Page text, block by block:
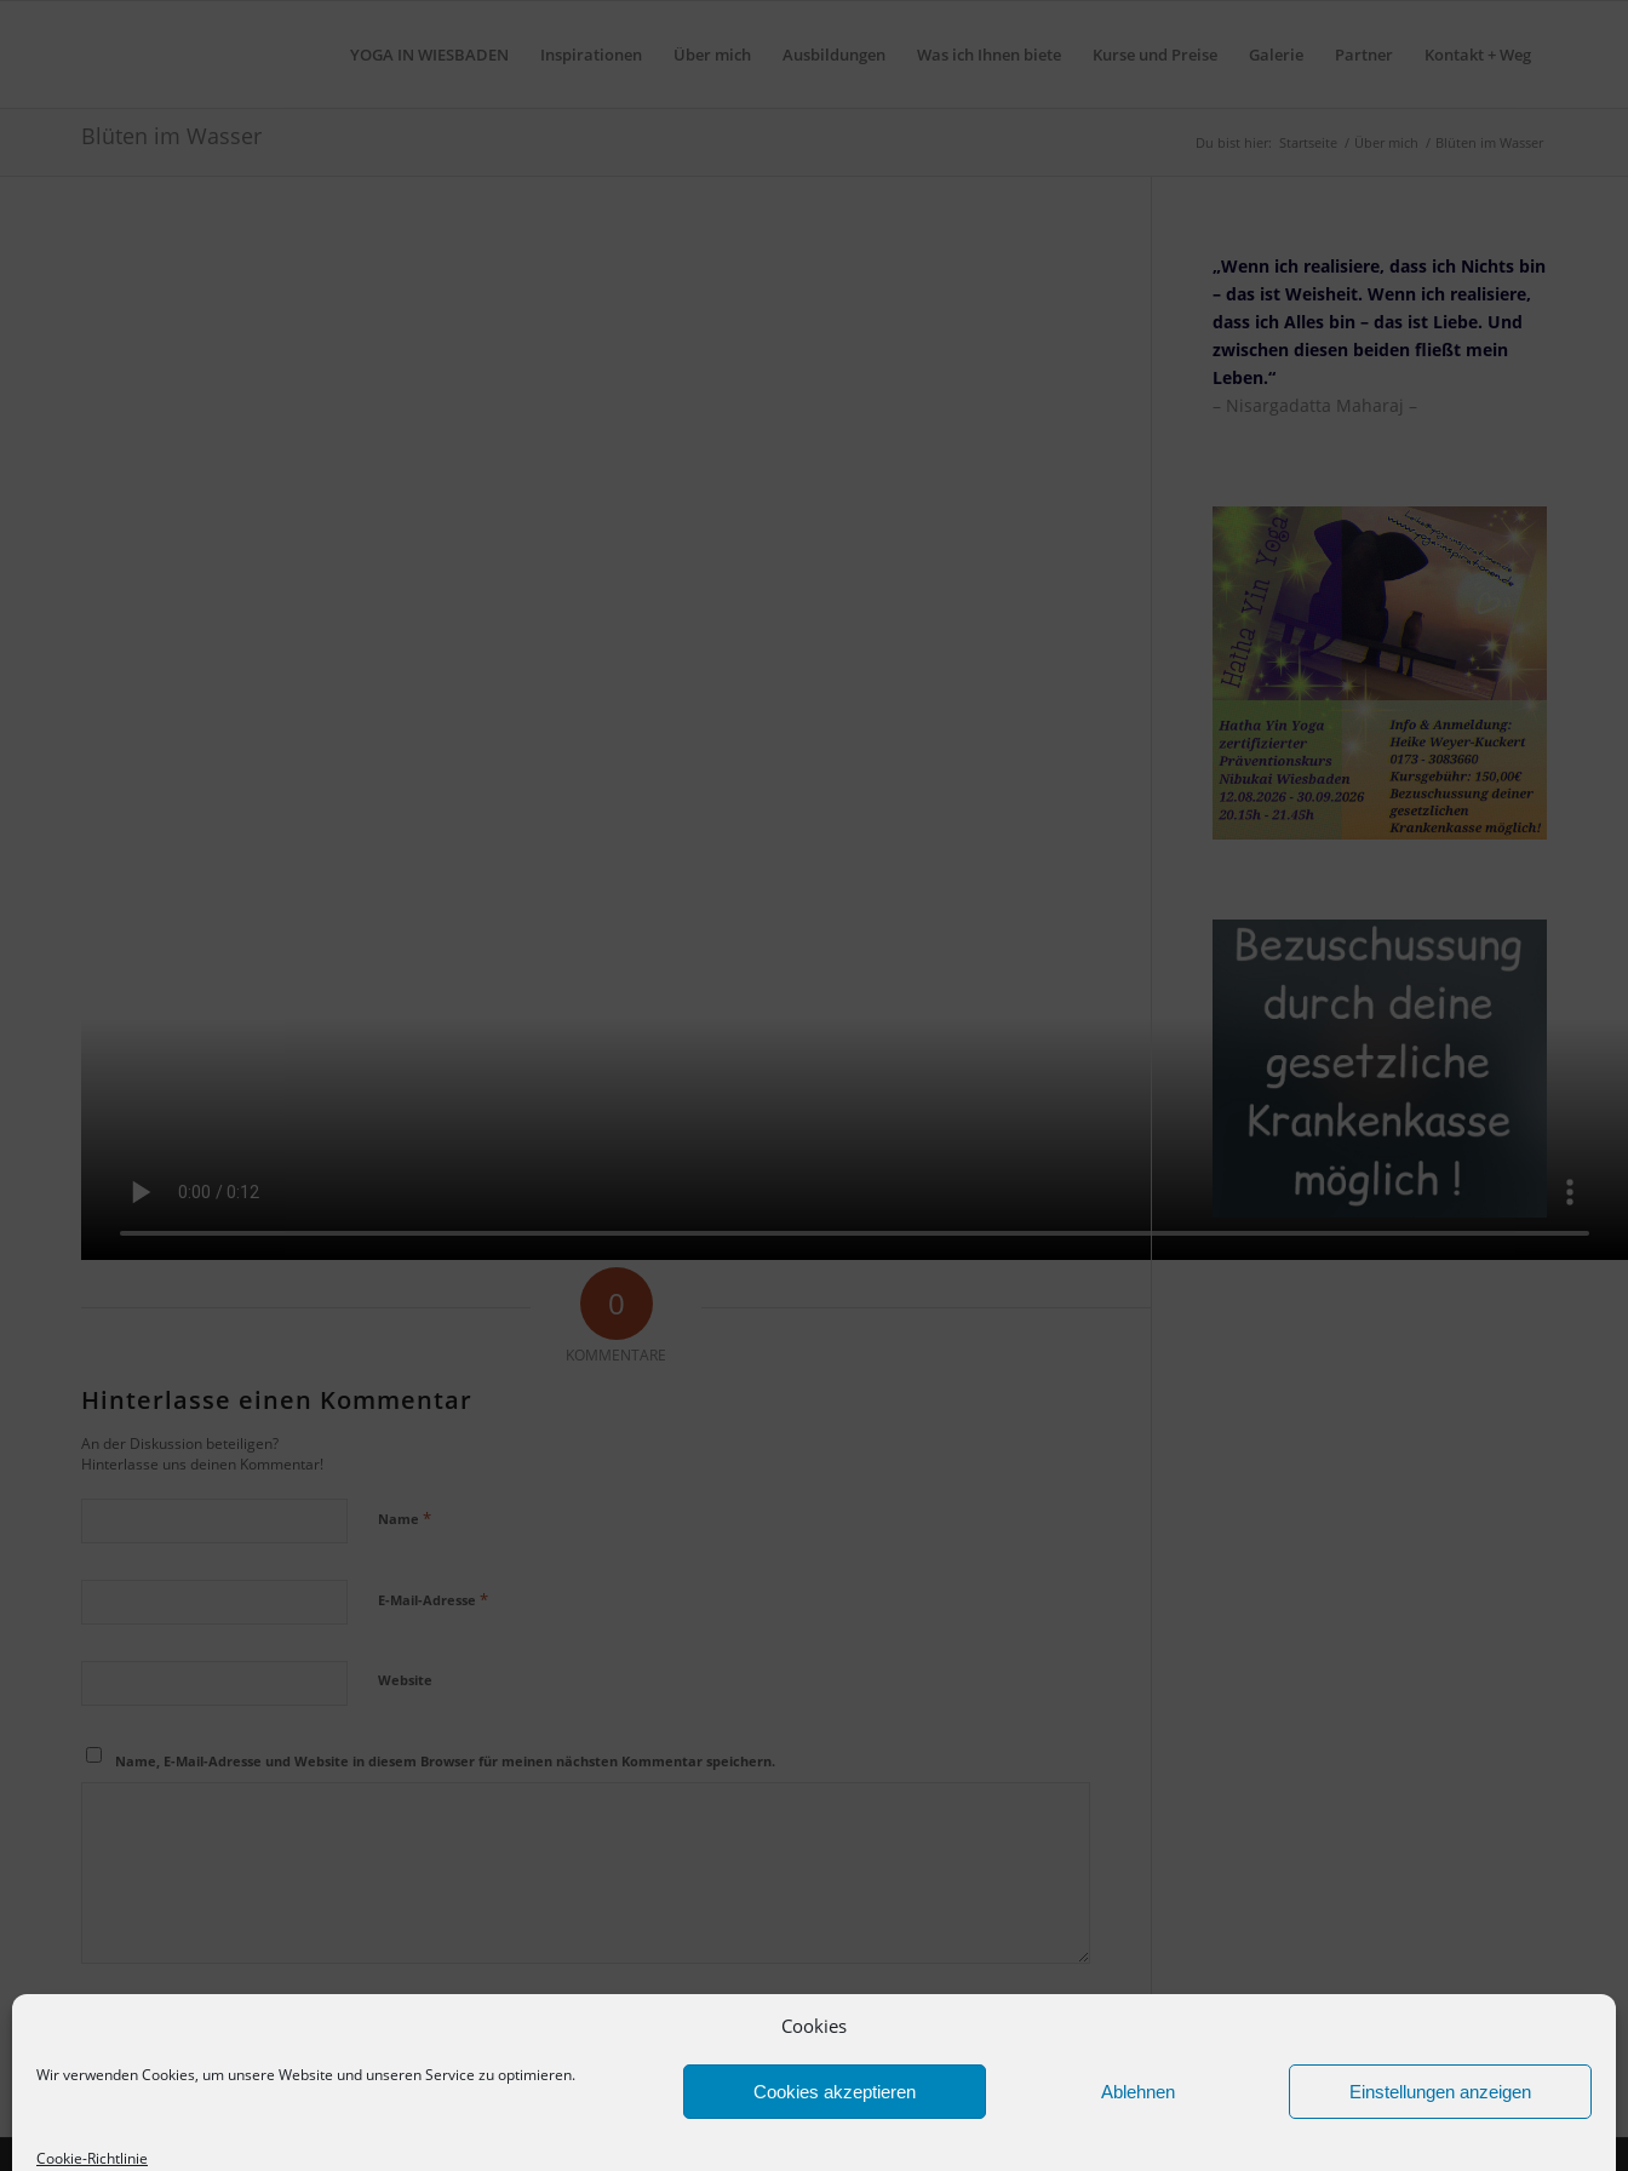
Cookies
Wir verwenden Cookies, um unsere Website und unseren Service zu optimieren.
Cookies akzeptieren Ablehnen Einstellungen anzeigen
Cookie-Richtlinie
YOGA IN WIESBADEN Inspirationen Über mich Ausbildungen Was ich Ihnen biete Kurse und Preise Galerie Partner Kontakt + Weg
Blüten im Wasser Du bist hier: Startseite / Über mich / Blüten im Wasser
0
KOMMENTARE
Hinterlasse einen Kommentar
An der Diskussion beteiligen?
Hinterlasse uns deinen Kommentar!
Name *
E-Mail-Adresse *
Website
Name, E-Mail-Adresse und Website in diesem Browser für meinen nächsten Kommentar speichern.
„Wenn ich realisiere, dass ich Nichts bin
– das ist Weisheit. Wenn ich realisiere,
dass ich Alles bin – das ist Liebe. Und
zwischen diesen beiden fließt mein
Leben.“
– Nisargadatta Maharaj –